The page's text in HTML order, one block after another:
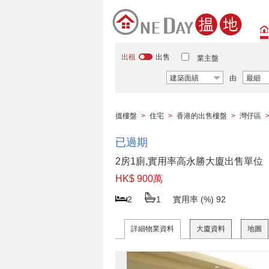
出租 出售 業主盤
建築面績 由 最細
搵樓盤 > 住宅 > 香港的出售樓盤 > 灣仔區 >
已過期
2房1廁,實用率高永勝大廈出售單位
HK$ 900萬
2 1 實用率 (%) 92
詳細物業資料 大廈資料 地圖